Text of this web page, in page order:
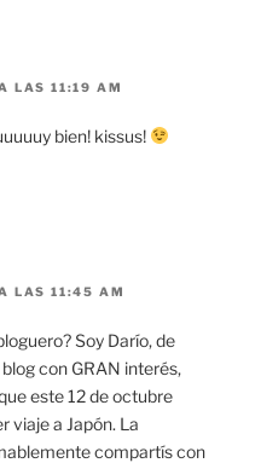
LAS 11:19 AM
bien! kissus!
LAS 11:45 AM
Soy Darío, de
con GRAN interés,
este 12 de octubre
viaje a Japón. La
compartís con